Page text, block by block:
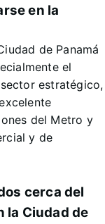
en la
de Panamá
el
estratégico,
del Metro y
y de
cerca del
la Ciudad de